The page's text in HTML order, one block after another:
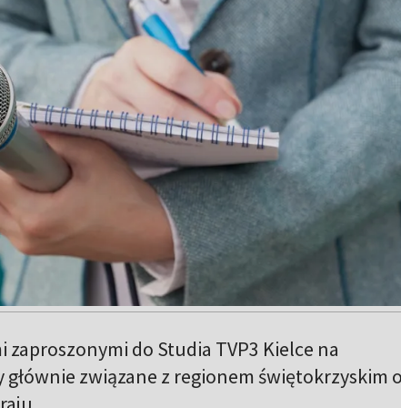
do Studia TVP3 Kielce na
związane z regionem świętokrzyskim